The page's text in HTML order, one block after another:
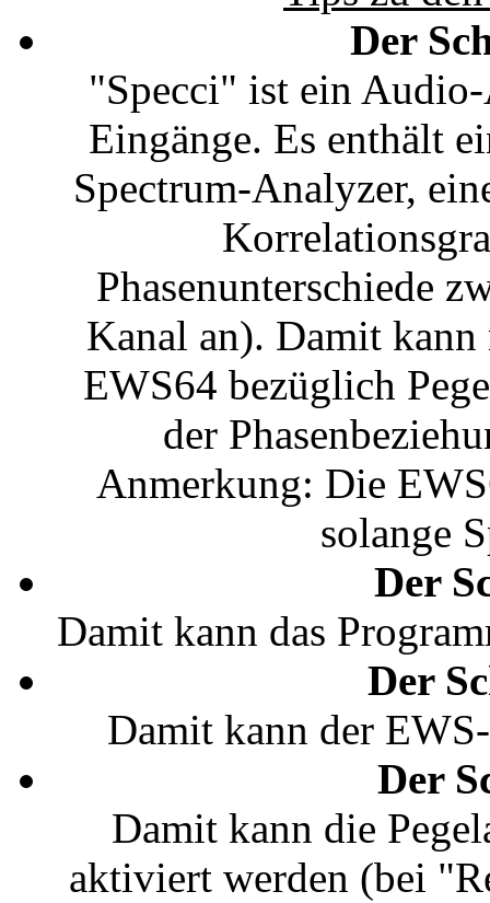
Der
"Specci" ist ein
Eingänge. Es enthält
Spectrum-Analyzer,
Phasenunterschiede
Kanal an). Damit
EWS64 bezüglich
der
Anmerkung: Die
solange
Der
Damit kann das
Der
Damit kann der
Der
Damit kann die
aktiviert werden (bei